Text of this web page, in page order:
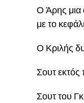
Ο Άρης μια
με το
Ο Κριλής
Σουτ εκτός
Σουτ του